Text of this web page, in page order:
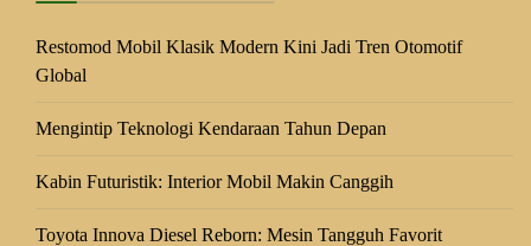
Restomod Mobil Klasik Modern Kini Jadi Tren Otomotif
Global
Mengintip Teknologi Kendaraan Tahun Depan
Kabin Futuristik: Interior Mobil Makin Canggih
Toyota Innova Diesel Reborn: Mesin Tangguh Favorit